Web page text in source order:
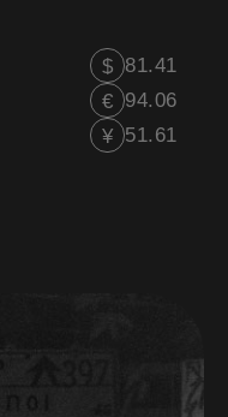
$ 81.41
€ 94.06
¥ 51.61